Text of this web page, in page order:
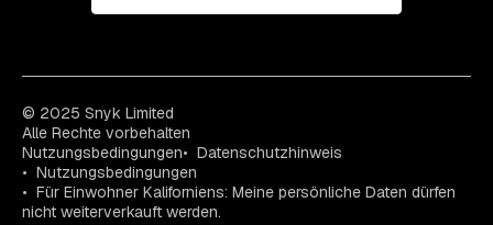
© 2025 Snyk Limited
Alle Rechte vorbehalten
Nutzungsbedingungen
Datenschutzhinweis
Nutzungsbedingungen
Für Einwohner Kaliforniens: Meine persönliche Daten dürfen
nicht weiterverkauft werden.